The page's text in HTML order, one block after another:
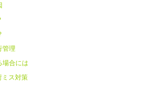
管理
場合には
ミス対策